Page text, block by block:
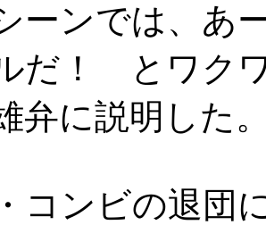
ーンでは、あ
だ！ とワク
弁に説明した
コンビの退団